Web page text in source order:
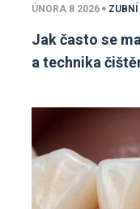
ÚNORA 8 2026 ZUBNÍ
Jak často se
a technika